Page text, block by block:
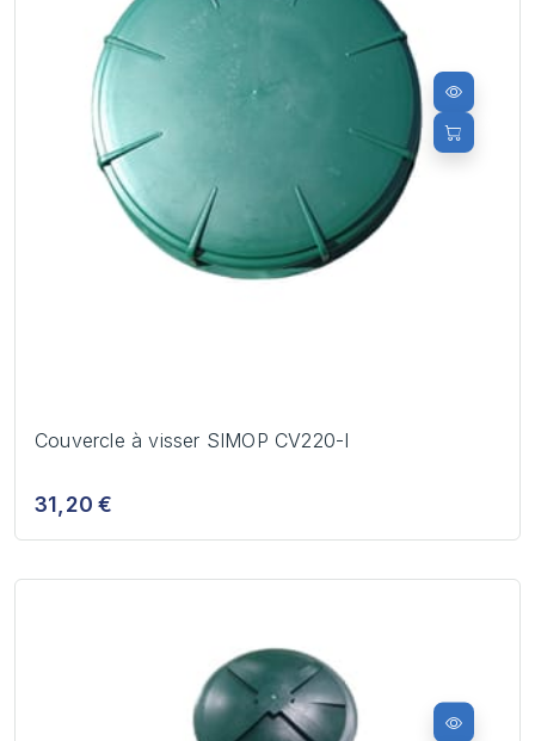
Couvercle à visser SIMOP CV220-I
31,20 €